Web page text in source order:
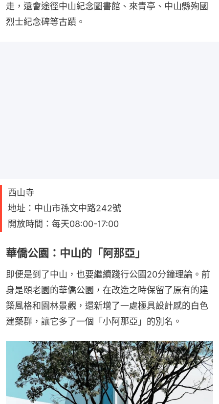
走，還會途徑中山紀念圖書館、來青亭、中山縣殉國
烈士紀念碑等古蹟。
西山寺
地址：中山市孫文中路242號
開放時間：每天08:00-17:00
華僑公園：中山的「阿那亞」
即便是到了中山，也要繼續踐行公園20分鐘理論。前
身是頤老園的華僑公園，在改造之時保留了原有的建
築風格和園林景觀，還新增了一處極具設計感的白色
建築群，讓它多了一個「小阿那亞」的別名。